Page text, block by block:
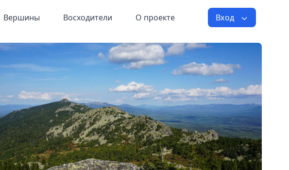
Вершины Восходители О проекте Вход